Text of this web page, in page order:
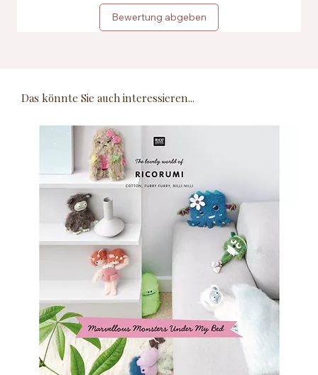
Bewertung abgeben
Das könnte Sie auch interessieren...